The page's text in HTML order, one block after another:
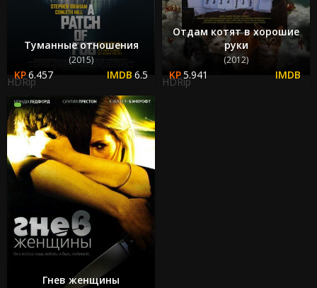
Туманные отношения
(2015)
6.457 6.5
HDRip
Отдам котят в хорошие
руки
(2012)
5.941
HDRip
Гнев женщины